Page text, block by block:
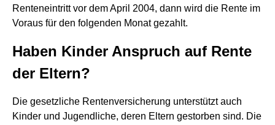
Renteneintritt vor dem April 2004, dann wird die Rente im
Voraus für den folgenden Monat gezahlt.
Haben Kinder Anspruch auf Rente
der Eltern?
Die gesetzliche Rentenversicherung unterstützt auch
Kinder und Jugendliche, deren Eltern gestorben sind. Die